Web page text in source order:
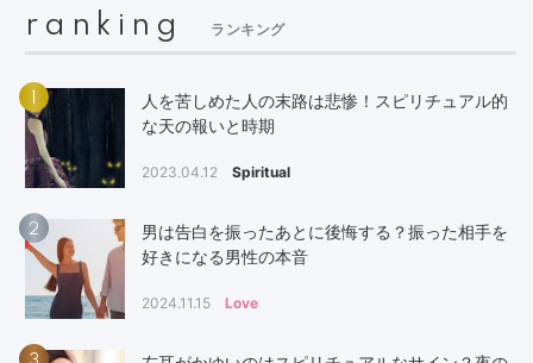
ranking ランキング
人を苦しめた人の末路は悲惨！スピリチュアル的
な天の報いと時期
2023.04.12 Spiritual
2
男は告白を振ったあとに後悔する？振った相手を
好きになる男性の本音
2024.11.15 Love